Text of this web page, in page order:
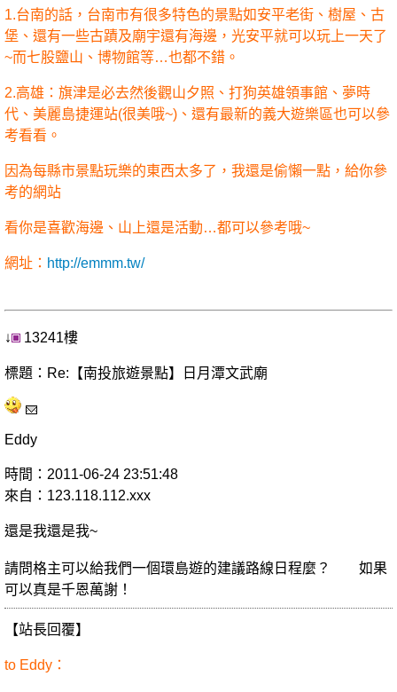
1.台南的話，台南市有很多特色的景點如安平老街、樹屋、古
堡、還有一些古蹟及廟宇還有海邊，光安平就可以玩上一天了
~而七股鹽山、博物館等…也都不錯。
2.高雄：旗津是必去然後觀山夕照、打狗英雄領事館、夢時
代、美麗島捷運站(很美哦~)、還有最新的義大遊樂區也可以參
考看看。
因為每縣市景點玩樂的東西太多了，我還是偷懶一點，給你參
考的網站
看你是喜歡海邊、山上還是活動…都可以參考哦~
網址： http://emmm.tw/
↓ 13241樓
標題：Re:【南投旅遊景點】日月潭文武廟
Eddy
時間：2011-06-24 23:51:48
來自：123.118.112.xxx
還是我還是我~
請問格主可以給我們一個環島遊的建議路線日程麼？ 如果
可以真是千恩萬謝！
【站長回覆】
to Eddy：